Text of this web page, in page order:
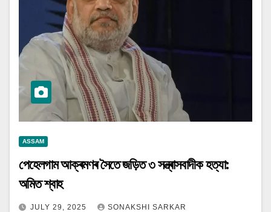
ASSAM
পেহেলগাম আক্ৰমণৰ সৈতে জড়িত ৩ সন্ত্ৰাসবাদীক হত্যা:
অমিত শ্বাহ
JULY 29, 2025 SONAKSHI SARKAR